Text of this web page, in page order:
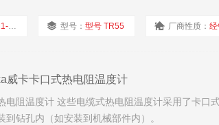
型号：型号 TR55 厂商性质：
威卡卡口式热电阻温度计
电阻温度计 这些电缆式热电阻温度计采用了卡口
到钻孔内（如安装到机械部件内）。